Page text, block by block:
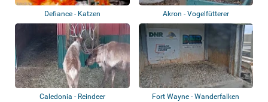
Defiance - Katzen Akron - Vogelfütterer
Caledonia - Reindeer Fort Wayne - Wanderfalken